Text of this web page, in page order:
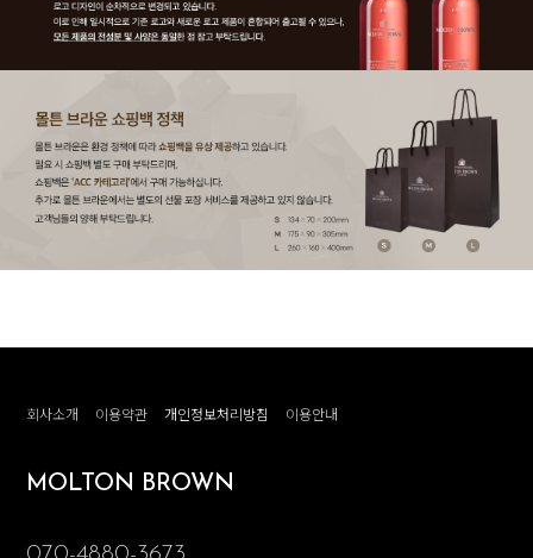
회사소개 이용약관 개인정보처리방침 이용안내
MOLTON BROWN